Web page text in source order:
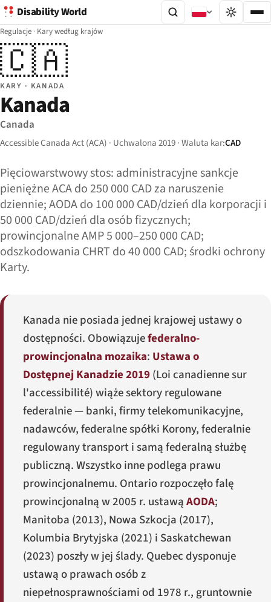
Disability World
Regulacje · Kary według krajów
🇨🇦
KARY · KANADA
Kanada
Canada
Accessible Canada Act (ACA) · Uchwalona 2019 · Waluta kar:CAD
Pięciowarstwowy stos: administracyjne sankcje
pieniężne ACA do 250 000 CAD za naruszenie
dziennie; AODA do 100 000 CAD/dzień dla korporacji i
50 000 CAD/dzień dla osób fizycznych;
prowincjonalne AMP 5 000–250 000 CAD;
odszkodowania CHRT do 40 000 CAD; środki ochrony
Karty.
Kanada nie posiada jednej krajowej ustawy o
dostępności. Obowiązujefederalno-
prowincjonalna mozaika: Ustawa o
Dostępnej Kanadzie 2019(Loi canadienne sur
l'accessibilité) wiąże sektory regulowane
federalnie — banki, firmy telekomunikacyjne,
nadawców, federalne spółki Korony, federalnie
regulowany transport i samą federalną służbę
publiczną. Wszystko inne podlega prawu
prowincjonalnemu. Ontario rozpoczęło falę
prowincjonalną w 2005 r. ustawąAODA;
Manitoba (2013), Nowa Szkocja (2017),
Kolumbia Brytyjska (2021) i Saskatchewan
(2023) poszły w jej ślady. Quebec dysponuje
ustawą o prawach osób z
niepełnosprawnościami od 1978 r., gruntownie